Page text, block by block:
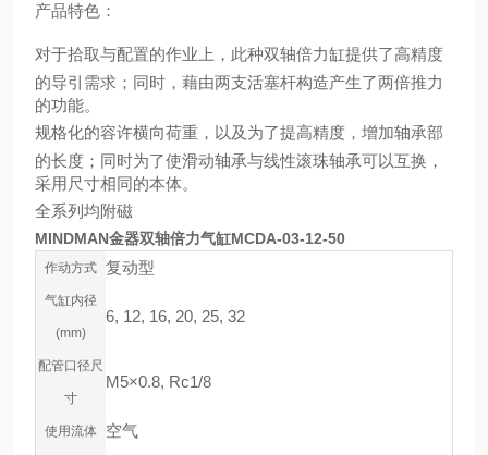
产品特色：
对于拾取与配置的作业上，此种双轴倍力缸提供了高精度
的导引需求；同时，藉由两支活塞杆构造产生了两倍推力
的功能。
规格化的容许横向荷重，以及为了提高精度，增加轴承部
的长度；同时为了使滑动轴承与线性滚珠轴承可以互换，
采用尺寸相同的本体。
全系列均附磁
MINDMAN金器双轴倍力气缸MCDA-03-12-50
作动方式 复动型
气缸内径
(mm)
6, 12, 16, 20, 25, 32
配管口径尺
寸
M5×0.8, Rc1/8
使用流体 空气